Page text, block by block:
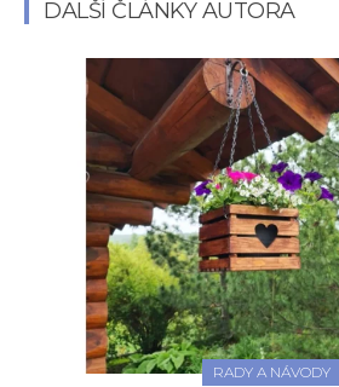
DALŠÍ ČLÁNKY AUTORA
RADY A NÁVODY